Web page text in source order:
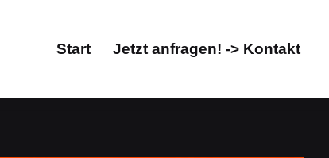
Start Jetzt anfragen! -> Kontakt